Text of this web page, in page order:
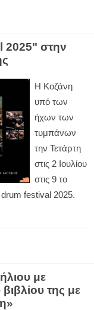
2025" στην
Η Κοζάνη
υπό των
ήχων των
τυμπάνων
την Τετάρτη
στις 2 Ιουλίου
στις 9 το
festival 2025.
με
της με